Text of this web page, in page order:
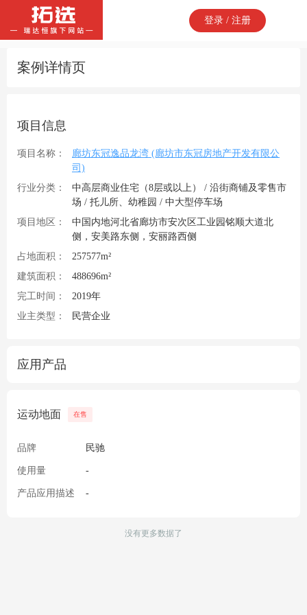
登录 / 注册
案例详情页
项目信息
项目名称：
廊坊东冠逸品龙湾 (廊坊市东冠房地产开发有限公
司)
行业分类：
中高层商业住宅（8层或以上） / 沿街商铺及零售市
场 / 托儿所、幼稚园 / 中大型停车场
项目地区：
中国内地河北省廊坊市安次区工业园铭顺大道北
侧，安美路东侧，安丽路西侧
占地面积：
257577m²
建筑面积：
488696m²
完工时间：
2019年
业主类型：
民营企业
应用产品
运动地面 在售
品牌 民驰
使用量 -
产品应用描述 -
没有更多数据了